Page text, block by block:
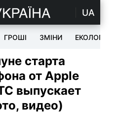
UA
ГРОШІ ЗМІНИ ЕКОЛОГІЯ
старта
от Apple
выпускает
видео)